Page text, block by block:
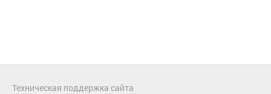
Техническая поддержка сайта